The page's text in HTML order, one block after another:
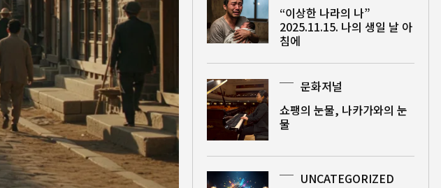
“이상한 나라의 나”
2025.11.15. 나의 생일 날 아
침에
문화저널
쇼팽의 눈물, 나카가와의 눈
물
UNCATEGORIZED